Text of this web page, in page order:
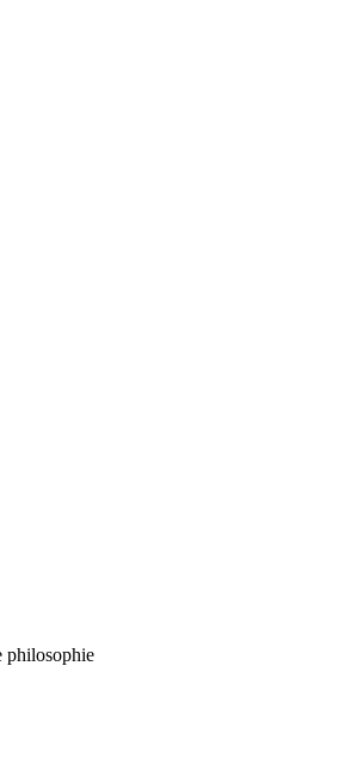
philosophie